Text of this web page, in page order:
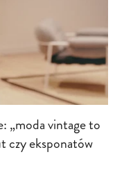
„moda vintage to
czy eksponatów